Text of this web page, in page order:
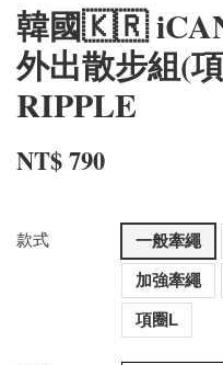
韓國🇰🇷
外出散步組(
RIPPLE
NT$ 790
款式 一般牽繩
加強牽繩
項圈L